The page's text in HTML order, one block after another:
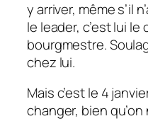
y arriver, même s’il
le leader, c’est lui le
bourgmestre.
chez lui.
Mais c’est le 4
changer, bien